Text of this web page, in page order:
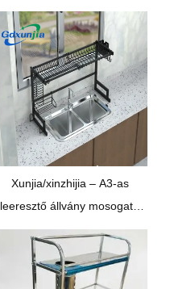
Xunjia/xinzhijia – A3-as
leeresztő állvány mosogató
felett konyhai polc
rozsdamentes acél
függőleges lefolyó tároló